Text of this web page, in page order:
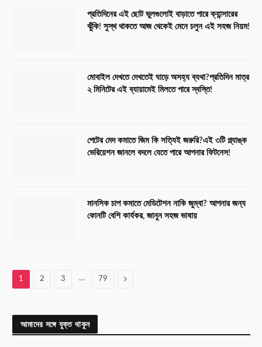
প্রতিদিনের এই ছোট ভুলগুলোই বাড়াতে পারে ক্যান্সারের
ঝুঁকি! সুস্থ থাকতে আজ থেকেই মেনে চলুন এই সহজ নিয়ম!
মোবাইল দেখতে দেখতেই ঘাড়ে অসহ্য ব্যথা?প্রতিদিন মাত্র
২ মিনিটের এই ব্যায়ামেই মিলতে পারে স্বস্তি!
পেটের মেদ কমাতে জিম কি সত্যিই জরুরি?এই ৩টি প্ল্যাঙ্ক
ভেরিয়েশন জানলে বদলে যেতে পারে আপনার ফিটনেস!
মানসিক চাপ কমাতে মেডিটেশন নাকি জুম্বা? আপনার জন্য
কোনটি বেশি কার্যকর, জানুন সহজ ভাষায়
1 2 3 … 79 Next
আমাদের সঙ্গে যুক্ত থাকুন